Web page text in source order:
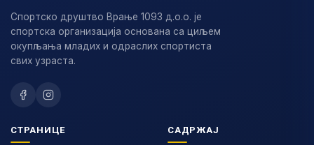
Спортско друштво Врање 1093 д.о.о. је
спортска организација основана са циљем
окупљања младих и одраслих спортиста
свих узраста.
СТРАНИЦЕ САДРЖАЈ